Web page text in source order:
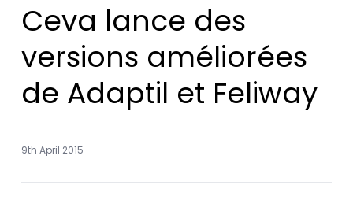
Ceva lance des
versions améliorées
de Adaptil et Feliway
9th April 2015